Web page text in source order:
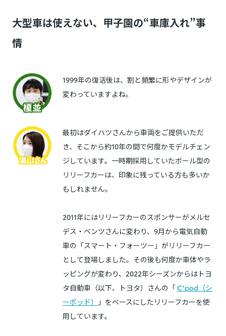
大型車は使えない、甲子園の“車庫入れ”事
情
1999年の復活後は、割と頻繁に形やデザインが
変わっていますよね。
最初はダイハツさんから車両をご提供いただ
き、そこから約10年の間で何度かモデルチェン
ジしています。一時期採用していたボール型の
リリーフカーは、印象に残っている方も多いか
もしれません。
2011年にはリリーフカーのスポンサーがメルセ
デス・ベンツさんに変わり、9月から電気自動
車の「スマート・フォーツー」がリリーフカー
として登場しました。その後も何度か車体やラ
ッピングが変わり、2022年シーズンからはトヨ
タ自動車（以下、トヨタ）さんの「C⁺pod（シ
ーポッド）
」をベースにしたリリーフカーを使
用しています。